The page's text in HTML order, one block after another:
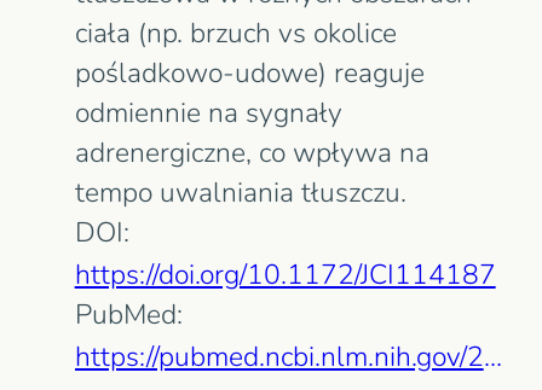
ciała (np. brzuch vs okolice
pośladkowo-udowe) reaguje
odmiennie na sygnały
adrenergiczne, co wpływa na
tempo uwalniania tłuszczu.
DOI:
https://doi.org/10.1172/JCI114187
PubMed:
https://pubmed.ncbi.nlm.nih.gov/2503539/